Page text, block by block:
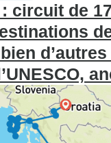
circuit de